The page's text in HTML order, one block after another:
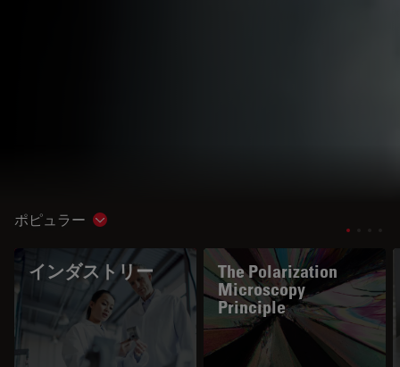
ポピュラー Show subnavigation
インダストリー
The Polarization
Microscopy
Principle